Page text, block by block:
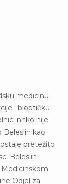
medicinu
i bioptičku
nitko nije
Beleslin kao
pretežito
Beleslin
Odjel za